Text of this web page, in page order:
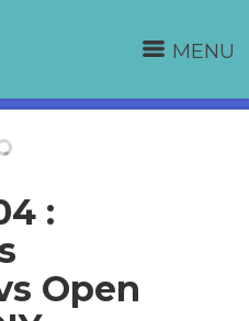
MENU
:
Open